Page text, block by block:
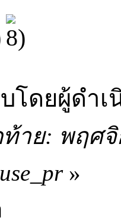
โดยผู้ดำเ
าย: พฤศจิ
»